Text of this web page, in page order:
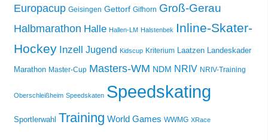
Europacup Geisingen Gettorf Gifhorn Groß-Gerau
Halbmarathon Halle Hallen-LM Halstenbek Inline-Skater-
Hockey Inzell Jugend Kidscup Kriterium Laatzen Landeskader
Marathon Master-Cup Masters-WM NDM NRIV NRIV-Training
Oberschleißheim Speedskaten Speedskating
Sportlerwahl Training World Games WWMG XRace